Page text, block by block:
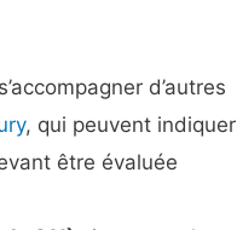
d’autres
, qui peuvent indiquer
être évaluée